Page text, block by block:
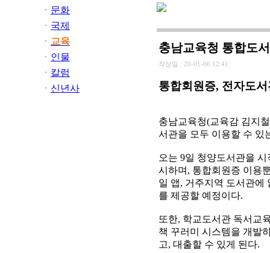
문화
국제
교육
인물
칼럼
신년사
충남교육청 통합도
작성일 : 20-01-06 12:41
통합회원증, 전자도
충남교육청(교육감 김지
서관을 모두 이용할 수 있
오는 9일 청양도서관을
시하며, 통합회원증 이용
일 앱, 거주지역 도서관에
를 제공할 예정이다.
또한, 학교도서관 독서교
책 꾸러미 시스템을 개발
고, 대출할 수 있게 된다.